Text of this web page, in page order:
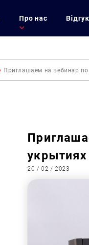
Про нас Відгук
Приглашаем на вебинар по
укрытиях
20 / 02 / 2023